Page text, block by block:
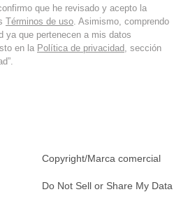
que he revisado y acepto la
Términos de uso . Asimismo, comprendo
ya que pertenecen a mis datos
en la Política de privacidad , sección
Copyright/Marca comercial
Do Not Sell or Share My Data